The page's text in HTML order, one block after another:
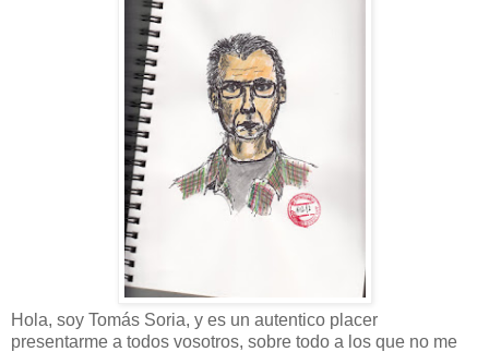
Hola, soy Tomás Soria, y es un autentico placer
presentarme a todos vosotros, sobre todo a los que no me